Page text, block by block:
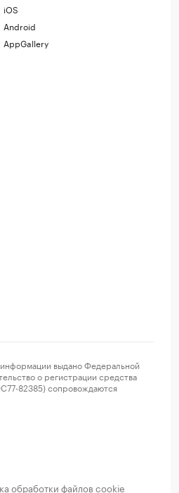
iOS
Android
AppGallery
выдано Федеральной
о регистрации средства
82385) сопровождаются
обработки файлов cookie